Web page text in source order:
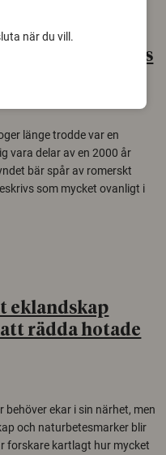
skinn var Sveriges
länge trodde var en
vara delar av en 2000 år
bär spår av romerskt
som mycket ovanligt i
eklandskap
rädda hotade
behöver ekar i sin närhet, men
och naturbetesmarker blir
forskare kartlagt hur mycket
när du vill.